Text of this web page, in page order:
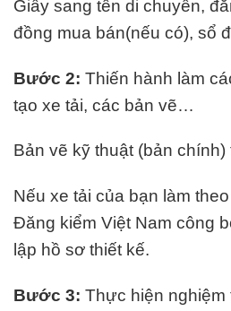
Giấy sang tên di chuyển,
đồng mua bán(nếu có), sổ
Bước 2: Thiến hành làm
tạo xe tải, các bản vẽ…
Bản vẽ kỹ thuật (bản chính)
Nếu xe tải của bạn làm
Đăng kiểm Việt Nam công
lập hồ sơ thiết kế.
Bước 3: Thực hiện nghiệm